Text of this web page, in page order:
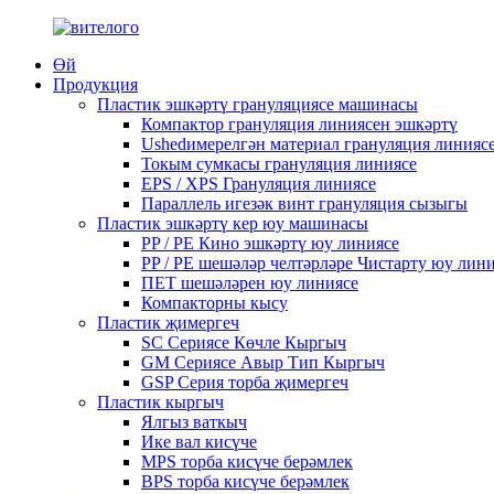
Өй
Продукция
Пластик эшкәртү грануляциясе машинасы
Компактор грануляция линиясен эшкәртү
Ushedимерелгән материал грануляция
Токым сумкасы грануляция линиясе
EPS / XPS Грануляция линиясе
Параллель игезәк винт грануляция сызыгы
Пластик эшкәртү кер юу машинасы
PP / PE Кино эшкәртү юу линиясе
PP / PE шешәләр челтәрләре Чистарту юу
ПЕТ шешәләрен юу линиясе
Компакторны кысу
Пластик җимергеч
SC Сериясе Көчле Кыргыч
GM Сериясе Авыр Тип Кыргыч
GSP Серия торба җимергеч
Пластик кыргыч
Ялгыз ваткыч
Ике вал кисүче
MPS торба кисүче берәмлек
BPS торба кисүче берәмлек